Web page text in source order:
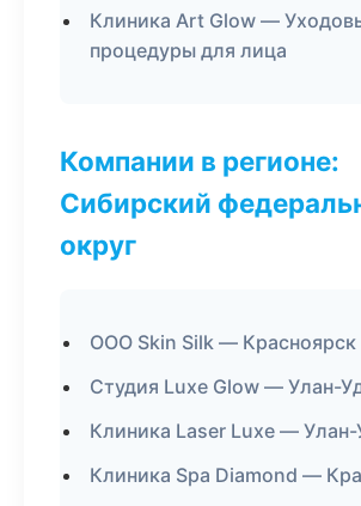
Клиника Art Glow —
процедуры для лица
Компании в регионе:
Сибирский
округ
ООО Skin Silk — Красноярск
Студия Luxe Glow — Улан-
Клиника Laser Luxe — Улан-
Клиника Spa Diamond —